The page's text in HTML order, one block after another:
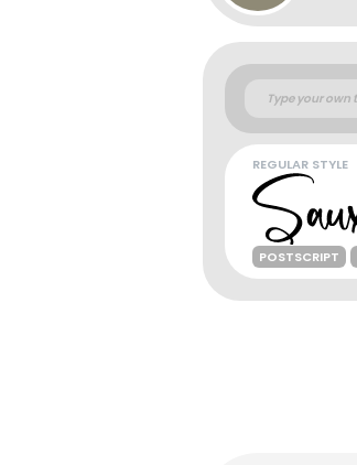
REGULAR STYLE
POSTSCRIPT